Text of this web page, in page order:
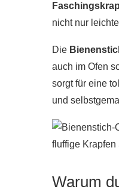
nicht nur
Die
auch im Ofen
sorgt für eine
und
Warum